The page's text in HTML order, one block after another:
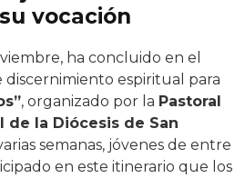
vocación
ha concluido en el
discernimiento espiritual para
, organizado por la Pastoral
de la Diócesis de San
semanas, jóvenes de entre
en este itinerario que los